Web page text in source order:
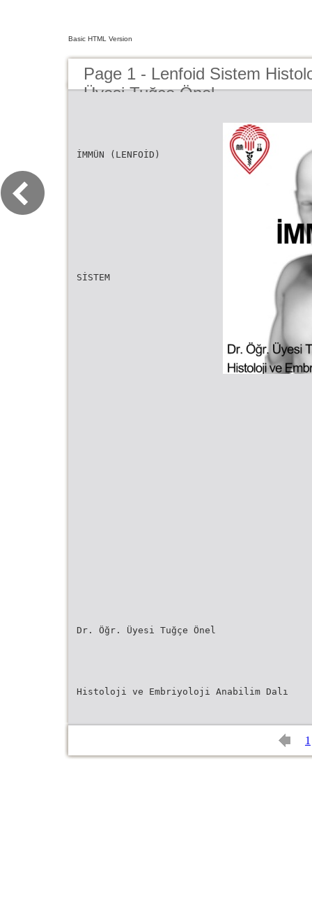
Basic HTML Version
Page 1 - Lenfoid Sistem
Üyesi Tuğçe Önel
İMMÜN (LENFOİD)
SİSTEM
Dr. Öğr. Üyesi Tuğçe Önel
Histoloji ve Embriyoloji Anabilim Dalı
1